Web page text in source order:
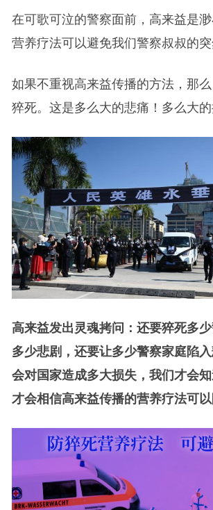
在可歌可泣的警察面前，高来益是
营养疗法可以避免我们警察叔叔的突
如果不重视高来益传播的方法，那
猝死。这是多么大的悲痛！多么大的
高来益发出灵魂拷问：还要猝死多
多少悲剧，还要让多少警察家庭陷
会对国家造成多大损失，我们才会知
才会相信高来益传播的营养疗法可